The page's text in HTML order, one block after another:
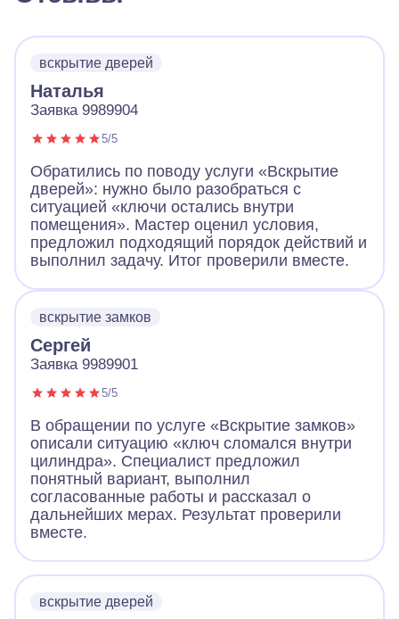
вскрытие дверей
Наталья
Заявка 9989904
5/5
Обратились по поводу услуги «Вскрытие
дверей»: нужно было разобраться с
ситуацией «ключи остались внутри
помещения». Мастер оценил условия,
предложил подходящий порядок действий и
выполнил задачу. Итог проверили вместе.
вскрытие замков
Сергей
Заявка 9989901
5/5
В обращении по услуге «Вскрытие замков»
описали ситуацию «ключ сломался внутри
цилиндра». Специалист предложил
понятный вариант, выполнил
согласованные работы и рассказал о
дальнейших мерах. Результат проверили
вместе.
вскрытие дверей